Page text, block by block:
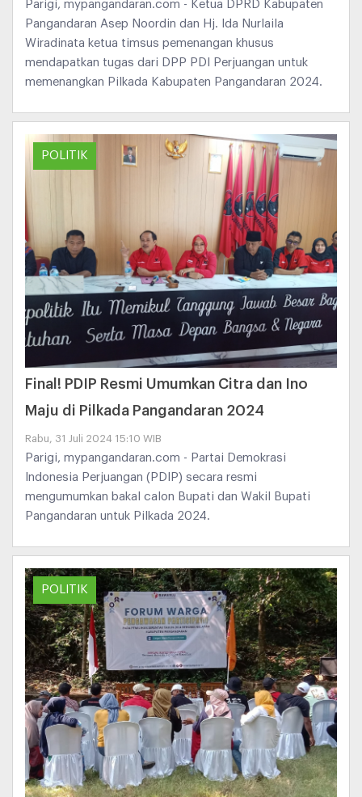
Parigi, mypangandaran.com - Ketua DPRD Kabupaten
Pangandaran Asep Noordin dan Hj. Ida Nurlaila
Wiradinata ketua timsus pemenangan khusus
mendapatkan tugas dari DPP PDI Perjuangan untuk
memenangkan Pilkada Kabupaten Pangandaran 2024.
POLITIK
Final! PDIP Resmi Umumkan Citra dan Ino
Maju di Pilkada Pangandaran 2024
Rabu, 31 Juli 2024 15:10 WIB
Parigi, mypangandaran.com - Partai Demokrasi
Indonesia Perjuangan (PDIP) secara resmi
mengumumkan bakal calon Bupati dan Wakil Bupati
Pangandaran untuk Pilkada 2024.
POLITIK